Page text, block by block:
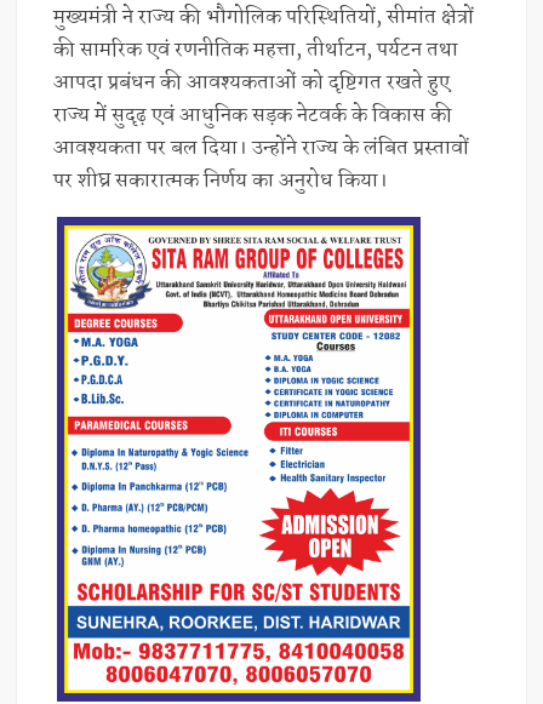
मुख्यमंत्री ने राज्य की भौगोलिक परिस्थितियों, सीमांत क्षेत्रों
की सामरिक एवं रणनीतिक महत्ता, तीर्थाटन, पर्यटन तथा
आपदा प्रबंधन की आवश्यकताओं को दृष्टिगत रखते हुए
राज्य में सुदृढ़ एवं आधुनिक सड़क नेटवर्क के विकास की
आवश्यकता पर बल दिया। उन्होंने राज्य के लंबित प्रस्तावों
पर शीघ्र सकारात्मक निर्णय का अनुरोध किया।